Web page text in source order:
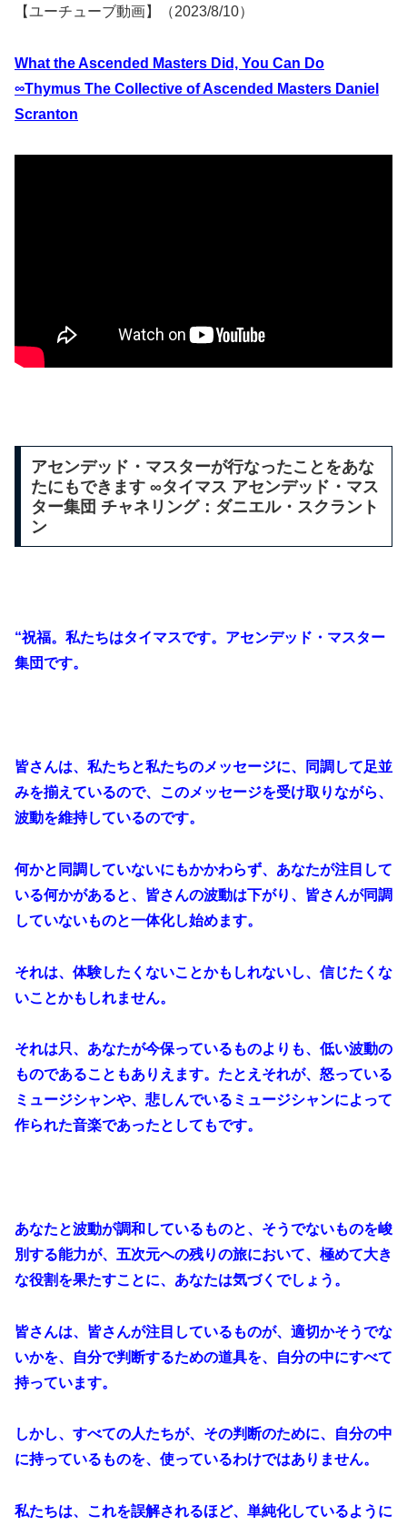
【ユーチューブ動画】（2023/8/10）
What the Ascended Masters Did, You Can Do
∞Thymus The Collective of Ascended Masters Daniel
Scranton
アセンデッド・マスターが行なったことをあな
たにもできます ∞タイマス アセンデッド・マス
ター集団 チャネリング：ダニエル・スクラント
ン
“祝福。私たちはタイマスです。アセンデッド・マスター
集団です。
皆さんは、私たちと私たちのメッセージに、同調して足並
みを揃えているので、このメッセージを受け取りながら、
波動を維持しているのです。
何かと同調していないにもかかわらず、あなたが注目して
いる何かがあると、皆さんの波動は下がり、皆さんが同調
していないものと一体化し始めます。
それは、体験したくないことかもしれないし、信じたくな
いことかもしれません。
それは只、あなたが今保っているものよりも、低い波動の
ものであることもありえます。たとえそれが、怒っている
ミュージシャンや、悲しんでいるミュージシャンによって
作られた音楽であったとしてもです。
あなたと波動が調和しているものと、そうでないものを峻
別する能力が、五次元への残りの旅において、極めて大き
な役割を果たすことに、あなたは気づくでしょう。
皆さんは、皆さんが注目しているものが、適切かそうでな
いかを、自分で判断するための道具を、自分の中にすべて
持っています。
しかし、すべての人たちが、その判断のために、自分の中
に持っているものを、使っているわけではありません。
私たちは、これを誤解されるほど、単純化しているように